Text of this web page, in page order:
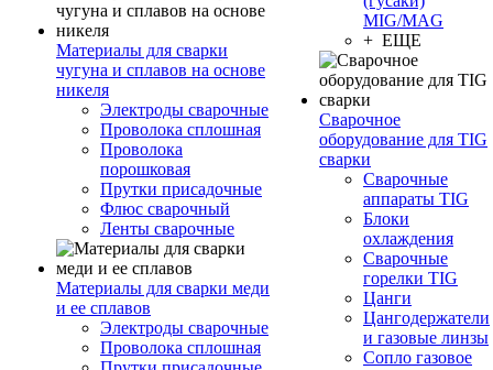
Материалы для сварки
чугуна и сплавов на основе
никеля
Электроды сварочные
Проволока сплошная
Проволока
порошковая
Прутки присадочные
Флюс сварочный
Ленты сварочные
Материалы для сварки меди
и ее сплавов
Электроды сварочные
Проволока сплошная
MIG/MAG
+ ЕЩЕ
Сварочное
оборудование для TIG
сварки
Сварочные
аппараты TIG
Блоки
охлаждения
Сварочные
горелки TIG
Цанги
Цангодержатели
и газовые линзы
Сопло газовое